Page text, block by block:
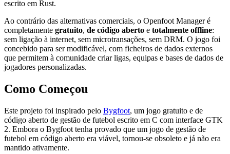
escrito em Rust.
Ao contrário das alternativas comerciais, o Openfoot Manager é
completamente gratuito, de código aberto e totalmente offline:
sem ligação à internet, sem microtransações, sem DRM. O jogo foi
concebido para ser modificável, com ficheiros de dados externos
que permitem à comunidade criar ligas, equipas e bases de dados de
jogadores personalizadas.
Como Começou
Este projeto foi inspirado pelo Bygfoot, um jogo gratuito e de
código aberto de gestão de futebol escrito em C com interface GTK
2. Embora o Bygfoot tenha provado que um jogo de gestão de
futebol em código aberto era viável, tornou-se obsoleto e já não era
mantido ativamente.